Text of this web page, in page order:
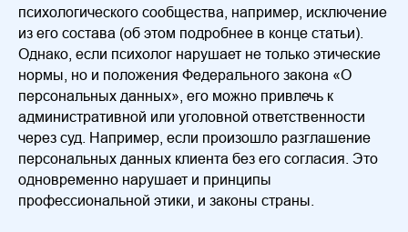
психологического сообщества, например, исключение
из его состава (об этом подробнее в конце статьи).
Однако, если психолог нарушает не только этические
нормы, но и положения Федерального закона «О
персональных данных», его можно привлечь к
административной или уголовной ответственности
через суд. Например, если произошло разглашение
персональных данных клиента без его согласия. Это
одновременно нарушает и принципы
профессиональной этики, и законы страны.